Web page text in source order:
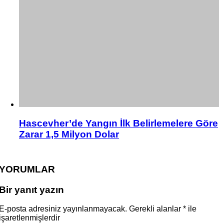
Hascevher’de Yangın İlk Belirlemelere Göre
Zarar 1,5 Milyon Dolar
yanıt yazın
posta adresiniz yayınlanmayacak. Gerekli alanlar * ile